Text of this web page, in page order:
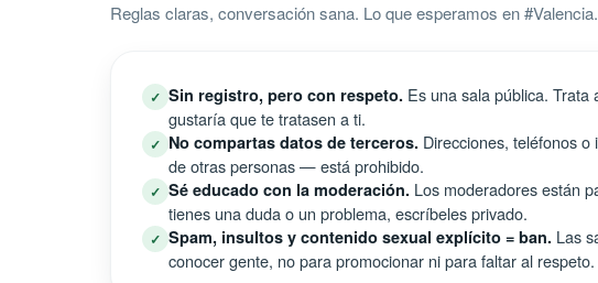
Reglas claras, conversación sana. Lo que esperamos en #Valencia.
✓ Sin registro, pero con respeto. Es una sala pública. Trata
gustaría que te tratasen a ti.
✓ No compartas datos de terceros. Direcciones, teléfonos
de otras personas — está prohibido.
✓ Sé educado con la moderación. Los moderadores están
tienes una duda o un problema, escríbeles privado.
✓ Spam, insultos y contenido sexual explícito = ban. Las
conocer gente, no para promocionar ni para faltar al respeto.